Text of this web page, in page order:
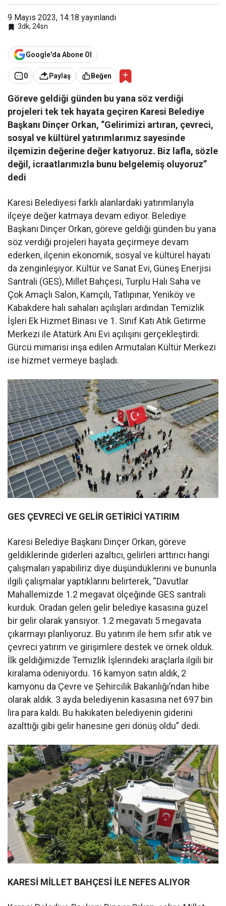
9 Mayıs 2023, 14:18 yayınlandı
3dk, 24sn
Google'da Abone Ol
0 Paylaş Beğen
Göreve geldiği günden bu yana söz verdiği
projeleri tek tek hayata geçiren Karesi Belediye
Başkanı Dinçer Orkan, “Gelirimizi artıran, çevreci,
sosyal ve kültürel yatırımlarımız sayesinde
ilçemizin değerine değer katıyoruz. Biz lafla, sözle
değil, icraatlarımızla bunu belgelemiş oluyoruz”
dedi
Karesi Belediyesi farklı alanlardaki yatırımlarıyla
ilçeye değer katmaya devam ediyor. Belediye
Başkanı Dinçer Orkan, göreve geldiği günden bu yana
söz verdiği projeleri hayata geçirmeye devam
ederken, ilçenin ekonomik, sosyal ve kültürel hayatı
da zenginleşiyor. Kültür ve Sanat Evi, Güneş Enerjisi
Santrali (GES), Millet Bahçesi, Turplu Halı Saha ve
Çok Amaçlı Salon, Kamçılı, Tatlıpınar, Yeniköy ve
Kabakdere halı sahaları açılışları ardından Temizlik
İşleri Ek Hizmet Binası ve 1. Sınıf Katı Atık Getirme
Merkezi ile Atatürk Anı Evi açılışını gerçekleştirdi.
Gürcü mimarisi inşa edilen Armutalan Kültür Merkezi
ise hizmet vermeye başladı.
GES ÇEVRECİ VE GELİR GETİRİCİ YATIRIM
Karesi Belediye Başkanı Dinçer Orkan, göreve
geldiklerinde giderleri azaltıcı, gelirleri arttırıcı hangi
çalışmaları yapabiliriz diye düşündüklerini ve bununla
ilgili çalışmalar yaptıklarını belirterek, “Davutlar
Mahallemizde 1.2 megavat ölçeğinde GES santrali
kurduk. Oradan gelen gelir belediye kasasına güzel
bir gelir olarak yansıyor. 1.2 megavatı 5 megavata
çıkarmayı planlıyoruz. Bu yatırım ile hem sıfır atık ve
çevreci yatırım ve girişimlere destek ve örnek olduk.
İlk geldiğimizde Temizlik İşlerindeki araçlarla ilgili bir
kiralama ödeniyordu. 16 kamyon satın aldık, 2
kamyonu da Çevre ve Şehircilik Bakanlığı’ndan hibe
olarak aldık. 3 ayda belediyenin kasasına net 697 bin
lira para kaldı. Bu hakikaten belediyenin giderini
azalttığı gibi gelir hanesine geri dönüş oldu” dedi.
KARESİ MİLLET BAHÇESİ İLE NEFES ALIYOR